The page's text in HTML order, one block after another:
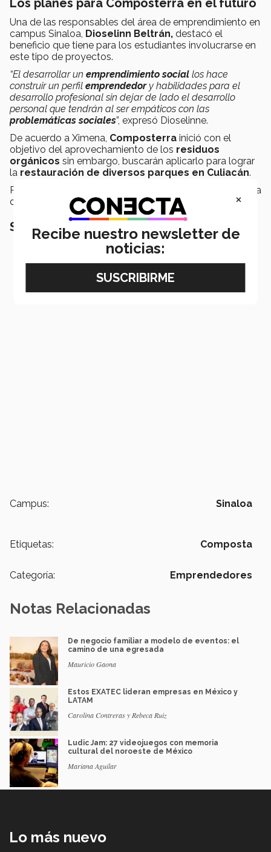
Los planes para Composterra en el futuro
Una de las responsables del área de emprendimiento en
campus Sinaloa, Dioselinn Beltrán, destacó el
beneficio que tiene para los estudiantes involucrarse en
este tipo de proyectos.
“El desarrollar un emprendimiento social los hace
construir un perfil emprendedory habilidades para el
desarrollo profesional sin dejar de lado el desarrollo
personal que tendrán al ser empáticos con las
problemáticas sociales”, expresó Dioselinne.
De acuerdo a Ximena, Composterra inició con el
objetivo del aprovechamiento de los residuos
orgánicos sin embargo, buscarán aplicarlo para lograr
la restauración de diversos parques en Culiacán.
Puedes conocer más sobre este
en su página
de Instagram : @composterracln .
SEGURO QUERRÁS LEER TAMBIÉN:
Campus: Sinaloa
Etiquetas: Composta
Categoría: Emprendedores
Notas Relacionadas
De negocio familiar a modelo de eventos: el
camino de una egresada
Mauricio Gaona
Estos EXATEC lideran empresas en México y
LATAM
Carolina Contreras y Rebeca Ruiz
Ludic Jam: 27 videojuegos con memoria
cultural del noroeste de México
Mariana Aguilar
Lo más nuevo
×
Recibe nuestro newsletter de
noticias: